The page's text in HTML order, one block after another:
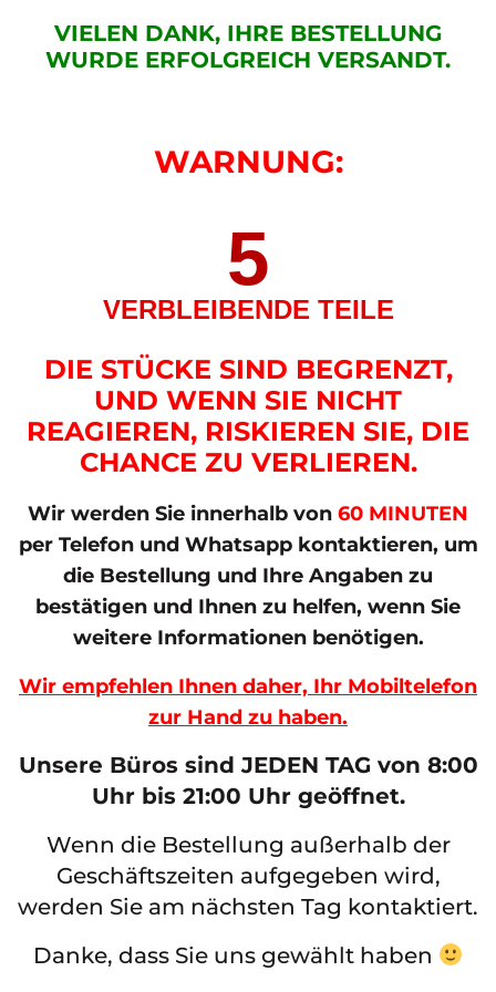
VIELEN DANK, IHRE BESTELLUNG
WURDE ERFOLGREICH VERSANDT.
WARNUNG:
VERBLEIBENDE TEILE
5
DIE STÜCKE SIND BEGRENZT,
UND WENN SIE NICHT
REAGIEREN, RISKIEREN SIE, DIE
CHANCE ZU VERLIEREN.
Wir werden Sie innerhalb von 60 MINUTEN
per Telefon und Whatsapp kontaktieren, um
die Bestellung und Ihre Angaben zu
bestätigen und Ihnen zu helfen, wenn Sie
weitere Informationen benötigen.
Wir empfehlen Ihnen daher, Ihr Mobiltelefon
zur Hand zu haben.
Unsere Büros sind JEDEN TAG von 8:00
Uhr bis 21:00 Uhr geöffnet.
Wenn die Bestellung außerhalb der
Geschäftszeiten aufgegeben wird,
werden Sie am nächsten Tag kontaktiert.
Danke, dass Sie uns gewählt haben